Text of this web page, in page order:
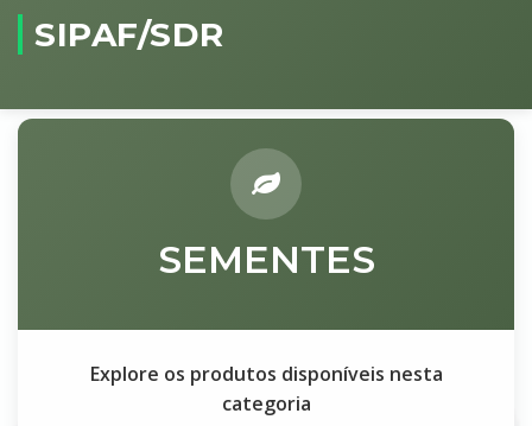
SIPAF/SDR
SEMENTES
Explore os produtos disponíveis nesta
categoria